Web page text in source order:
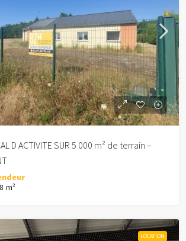
D ACTIVITE SUR 5 000 m² de terrain –
m²
LOCATION